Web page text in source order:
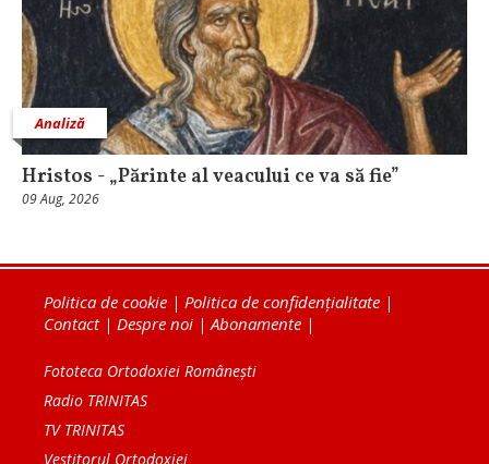
Analiză
Hristos - „Părinte al veacului ce va să fie”
09 Aug, 2026
Politica de cookie | Politica de confidențialitate |
Contact| Despre noi | Abonamente |
Fototeca Ortodoxiei Românești
Radio TRINITAS
TV TRINITAS
Vestitorul Ortodoxiei